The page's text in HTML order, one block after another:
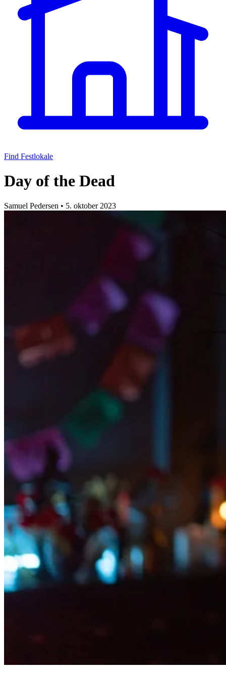
Find Festlokale
Day of the Dead
Samuel Pedersen • 5. oktober 2023